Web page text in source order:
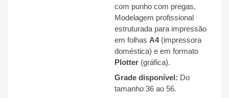
com punho com pregas.
Modelagem profissional
estruturada para impressão
em folhas A4(impressora
doméstica) e em formato
Plotter (gráfica).
Grade disponível: Do
tamanho 36 ao 56.